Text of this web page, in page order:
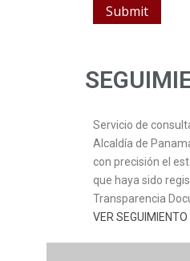
Servicio de
Alcaldía de
con precisión el
que haya sido
Transparencia
VER